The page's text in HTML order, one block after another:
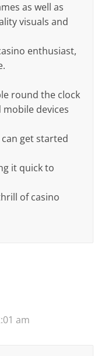
as well as
visuals and
enthusiast,
round the clock
devices
get started
it quick to
of casino
am